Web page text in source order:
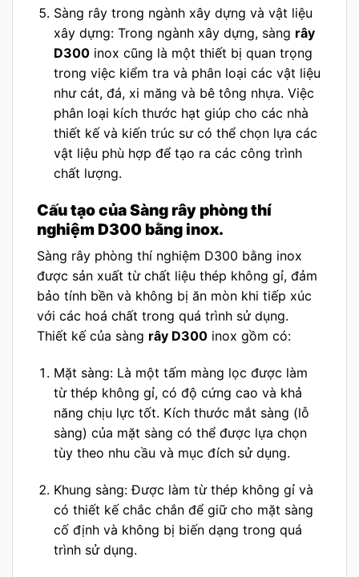
Sàng rây trong ngành xây dựng và vật liệu
xây dựng: Trong ngành xây dựng, sàng rây
D300inox cũng là một thiết bị quan trọng
trong việc kiểm tra và phân loại các vật liệu
như cát, đá, xi măng và bê tông nhựa. Việc
phân loại kích thước hạt giúp cho các nhà
thiết kế và kiến trúc sư có thể chọn lựa các
vật liệu phù hợp để tạo ra các công trình
chất lượng.
Cấu tạo của Sàng rây phòng thí
nghiệm D300 bằng inox.
Sàng rây phòng thí nghiệm D300 bằng inox
được sản xuất từ chất liệu thép không gỉ, đảm
bảo tính bền và không bị ăn mòn khi tiếp xúc
với các hoá chất trong quá trình sử dụng.
Thiết kế của sàng rây D300 inox gồm có:
Mặt sàng: Là một tấm màng lọc được làm
từ thép không gỉ, có độ cứng cao và khả
năng chịu lực tốt. Kích thước mắt sàng (lỗ
sàng) của mặt sàng có thể được lựa chọn
tùy theo nhu cầu và mục đích sử dụng.
Khung sàng: Được làm từ thép không gỉ và
có thiết kế chắc chắn để giữ cho mặt sàng
cố định và không bị biến dạng trong quá
trình sử dụng.